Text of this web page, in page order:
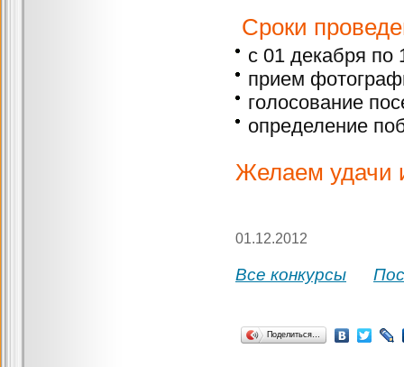
Сроки
с 01 декабря по
прием
голосование
определение
Желаем удачи
01.12.2012
Все конкурсы
Поделиться…